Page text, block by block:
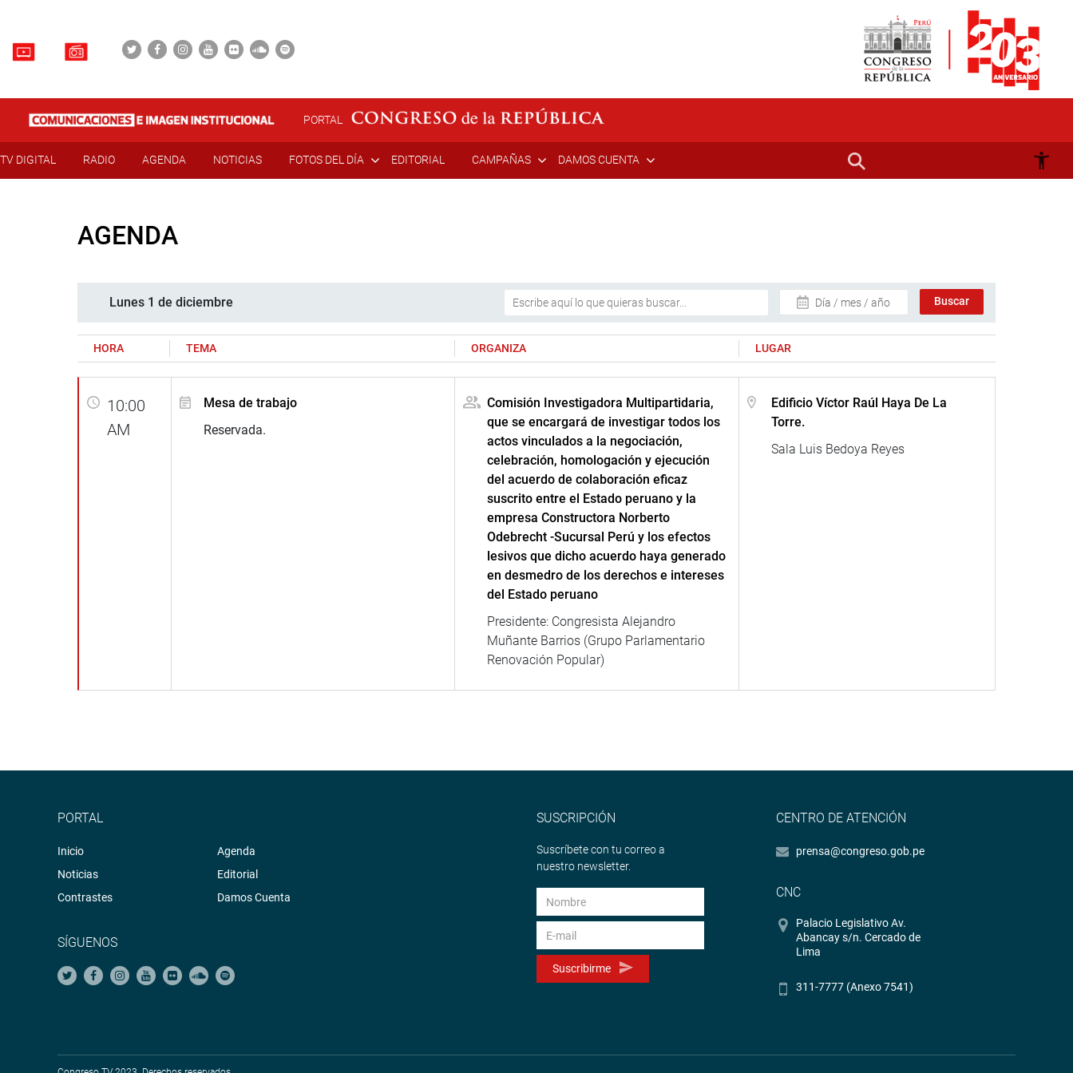
PORTAL
TV DIGITAL RADIO AGENDA NOTICIAS FOTOS DEL DÍA EDITORIAL CAMPAÑAS DAMOS CUENTA
AGENDA
Lunes 1 de diciembre Día / mes / año
HORA TEMA ORGANIZA LUGAR
10:00
AM
Mesa de trabajo
Reservada.
Comisión Investigadora Multipartidaria,
que se encargará de investigar todos los
actos vinculados a la negociación,
celebración, homologación y ejecución
del acuerdo de colaboración eficaz
suscrito entre el Estado peruano y la
empresa Constructora Norberto
Odebrecht -Sucursal Perú y los efectos
lesivos que dicho acuerdo haya generado
en desmedro de los derechos e intereses
del Estado peruano
Presidente: Congresista Alejandro
Muñante Barrios (Grupo Parlamentario
Renovación Popular)
Edificio Víctor Raúl Haya De La
Torre.
Sala Luis Bedoya Reyes
PORTAL
Inicio
Noticias
Contrastes
Agenda
Editorial
Damos Cuenta
SÍGUENOS
SUSCRIPCIÓN
Suscríbete con tu correo a
nuestro newsletter.
Suscribirme
CENTRO DE ATENCIÓN
prensa@congreso.gob.pe
CNC
Palacio Legislativo Av.
Abancay s/n. Cercado de
Lima
311-7777 (Anexo 7541)